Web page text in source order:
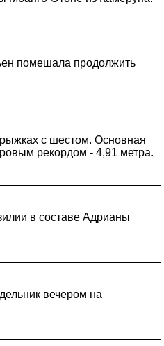
помешала продолжить
с шестом. Основная
рекордом - 4,91 метра.
в составе Адрианы
вечером на